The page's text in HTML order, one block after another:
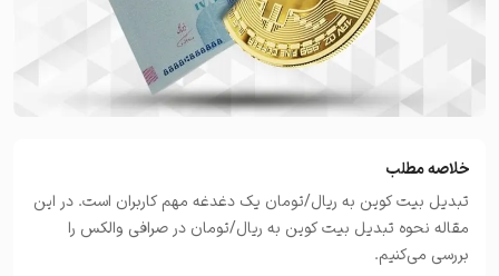
خلاصه مطلب
تبدیل بیت کوین به ریال/تومان یک دغدغه‌ مهم کاربران است. در این
مقاله نحوه تبدیل بیت کوین به ریال/تومان در صرافی والکس را
بررسی می‌کنیم.